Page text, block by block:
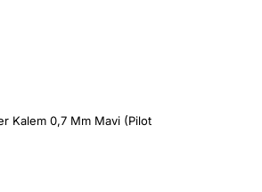
Kalem 0,7 Mm Mavi (Pilot